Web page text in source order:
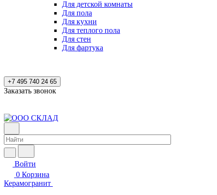
Для детской комнаты
Для пола
Для кухни
Для теплого пола
Для стен
Для фартука
+7 495 740 24 65
Заказать звонок
Войти
0 Корзина
Керамогранит